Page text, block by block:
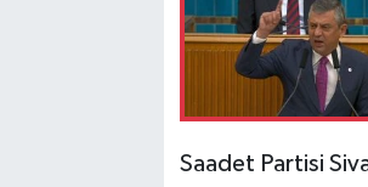
Saadet Partisi